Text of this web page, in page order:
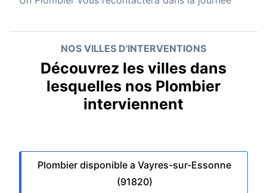
NOS VILLES D'INTERVENTIONS
Découvrez les villes dans
lesquelles nos Plombier
interviennent
Plombier disponible a Vayres-sur-Essonne
(91820)